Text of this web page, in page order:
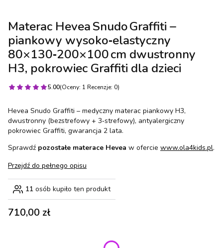
Materac Hevea Snudo Graffiti –
piankowy wysoko‑elastyczny
80×130‑200×100 cm dwustronny
H3, pokrowiec Graffiti dla dzieci
5.00(Oceny: 1 Recenzje: 0)
Hevea Snudo Graffiti – medyczny materac piankowy H3,
dwustronny (bezstrefowy + 3‑strefowy), antyalergiczny
pokrowiec Graffiti, gwarancja 2 lata.
Sprawdź pozostałe materace Hevea w ofercie www.ola4kids.pl.
Przejdź do pełnego opisu
11 osób kupiło ten produkt
Cena
710,00 zł